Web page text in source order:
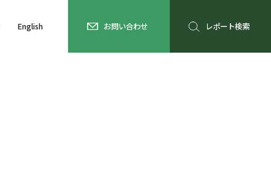
English お問い合わせ レポート検索